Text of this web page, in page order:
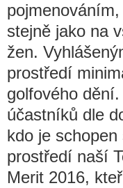
stejně jako na
žen.
prostředí
golfového
účastníků dle
kdo je
prostředí naší
Merit 2016,